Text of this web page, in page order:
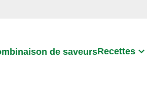
de saveursRecettes